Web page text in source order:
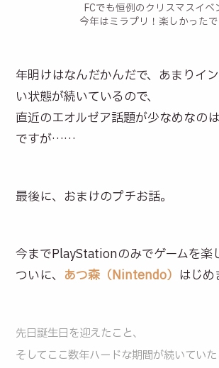
FCでも恒例のクリスマスイベ
今年はミラプリ！楽しかったで
年明けはなんだかんだで、あまりイ
い状態が続いているので、
直近のエオルゼア話題が少なめなの
ですが……
最後に、おまけのプチお話。
今までPlayStationのみでゲームを楽
ついに、 あつ森（Nintendo） はじめ
先日誕生日を迎えたこと、
そしてここ数年ハードな期間が続いていた